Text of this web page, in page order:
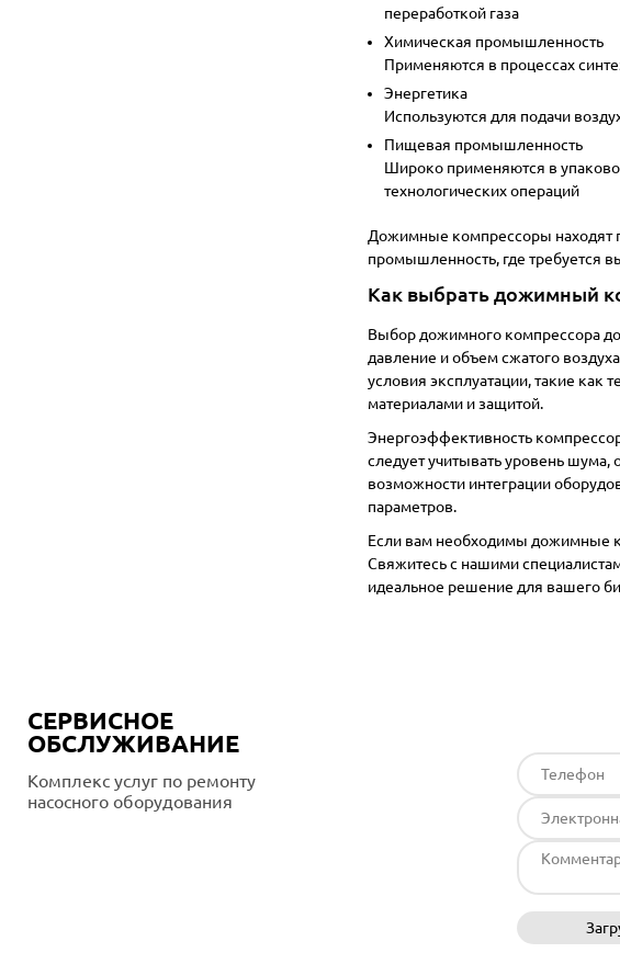
переработкой газа
Химическая промышленность
Применяются в процессах
Энергетика
Используются для подачи
Пищевая промышленность
Широко применяются в
технологических операций
Дожимные компрессоры находят
промышленность, где требуется
Как выбрать дожимный
Выбор дожимного компрессора
давление и объем сжатого
условия эксплуатации, такие
материалами и защитой.
Энергоэффективность
следует учитывать уровень
возможности интеграции
параметров.
Если вам необходимы дожимные
Свяжитесь с нашими
идеальное решение для вашего
СЕРВИСНОЕ
ОБСЛУЖИВАНИЕ
Комплекс услуг по ремонту
насосного оборудования